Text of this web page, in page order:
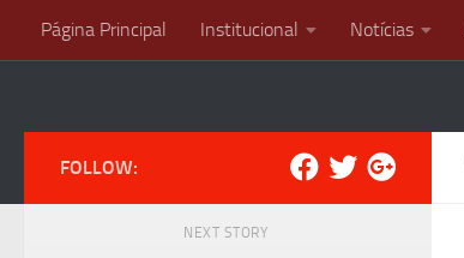
Skip to content
Página Principal Institucional Notícias
FOLLOW:
NEXT STORY